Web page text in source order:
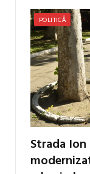
POLITICĂ
Strada Ion